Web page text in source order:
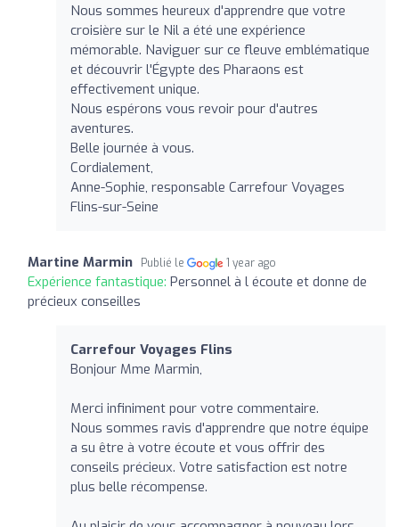
Nous sommes heureux d'apprendre que votre
croisière sur le Nil a été une expérience
mémorable. Naviguer sur ce fleuve emblématique
et découvrir l'Égypte des Pharaons est
effectivement unique.
Nous espérons vous revoir pour d'autres
aventures.
Belle journée à vous.
Cordialement,
Anne-Sophie, responsable Carrefour Voyages
Flins-sur-Seine
Martine Marmin Publié le 1 year ago
Expérience fantastique: Personnel à l écoute et donne de
précieux conseilles
Carrefour Voyages Flins
Bonjour Mme Marmin,
Merci infiniment pour votre commentaire.
Nous sommes ravis d'apprendre que notre équipe
a su être à votre écoute et vous offrir des
conseils précieux. Votre satisfaction est notre
plus belle récompense.